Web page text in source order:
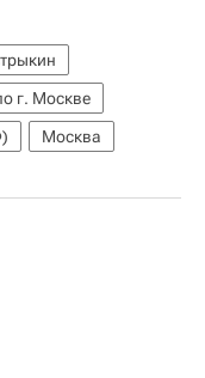
г. Москве
Москва